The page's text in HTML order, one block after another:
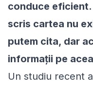
conduce eficient.
scris cartea nu
putem cita, dar
informații pe
Un studiu recent